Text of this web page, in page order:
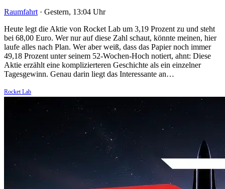
Raumfahrt · Gestern, 13:04 Uhr
Heute legt die Aktie von Rocket Lab um 3,19 Prozent zu und steht
bei 68,00 Euro. Wer nur auf diese Zahl schaut, könnte meinen, hier
laufe alles nach Plan. Wer aber weiß, dass das Papier noch immer
49,18 Prozent unter seinem 52-Wochen-Hoch notiert, ahnt: Diese
Aktie erzählt eine komplizierteren Geschichte als ein einzelner
Tagesgewinn. Genau darin liegt das Interessante an…
Rocket Lab